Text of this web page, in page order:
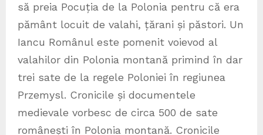
să preia Pocuția de la Polonia pentru că era
pământ locuit de valahi, țărani și păstori. Un
Iancu Românul este pomenit voievod al
valahilor din Polonia montană primind în dar
trei sate de la regele Poloniei în regiunea
Przemysl. Cronicile și documentele
medievale vorbesc de circa 500 de sate
românești în Polonia montană. Cronicile